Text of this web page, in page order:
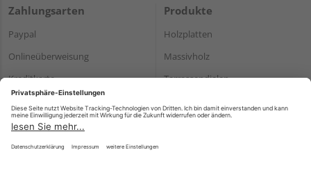
Zahlungsarten
Paypal
Onlineüberweisung
Kreditkarte
*Bonität vorausgesetzt
Produkte
Holzplatten
Massivholz
Terrassendielen